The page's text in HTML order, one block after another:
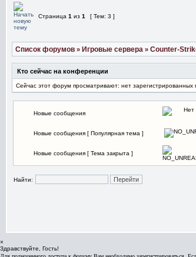
Страница 1 из 1 [ Тем: 3 ]
Список форумов » Игровые сервера » Counter-
Кто сейчас на конференции
Сейчас этот форум просматривают: нет зарегистрированных
Новые сообщения
Новые сообщения [ Популярная тема ]
Новые сообщения [ Тема закрыта ]
Найти:
×
Здравствуйте, Гость!